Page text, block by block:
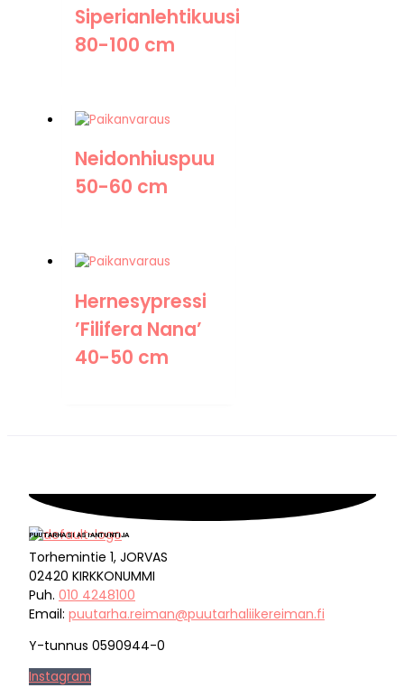
Siperianlehtikuusi
80-100 cm
Neidonhiuspuu
50-60 cm
Hernesypressi
’Filifera Nana’
40-50 cm
PUUTARHASI ASIANTUNTIJA
Torhemintie 1, JORVAS
02420 KIRKKONUMMI
Puh. 010 4248100
Email: puutarha.reiman@puutarhaliikereiman.fi
Y-tunnus 0590944-0
Instagram